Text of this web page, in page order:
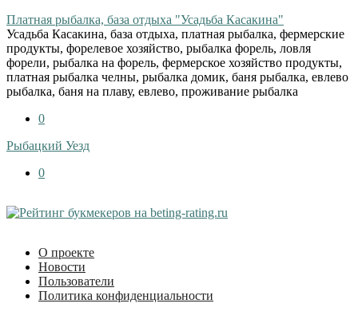
Платная рыбалка, база отдыха "Усадьба Касакина"
Усадьба Касакина, база отдыха, платная рыбалка, фермерские
продукты, форелевое хозяйство, рыбалка форель, ловля
форели, рыбалка на форель, фермерское хозяйство продукты,
платная рыбалка челны, рыбалка домик, баня рыбалка, евлево
рыбалка, баня на плаву, евлево, проживание рыбалка
0
Рыбацкий Уезд
0
О проекте
Новости
Пользователи
Политика конфиденциальности